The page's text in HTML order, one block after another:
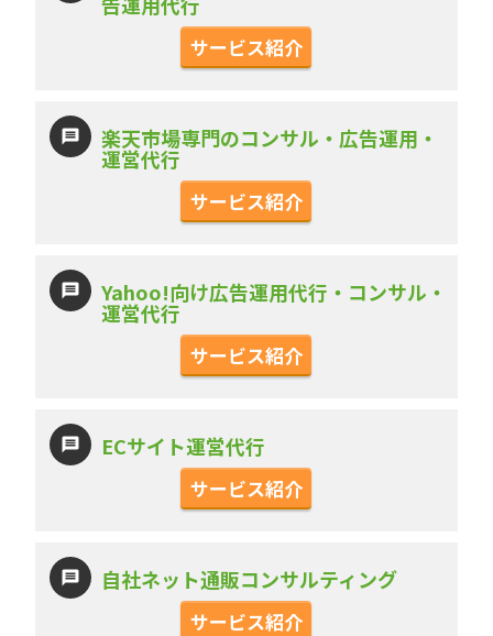
サービス紹介
楽天市場専門のコンサル・広告運用・
運営代行
サービス紹介
Yahoo!向け広告運用代行・コンサル・
運営代行
サービス紹介
ECサイト運営代行
サービス紹介
自社ネット通販コンサルティング
サービス紹介